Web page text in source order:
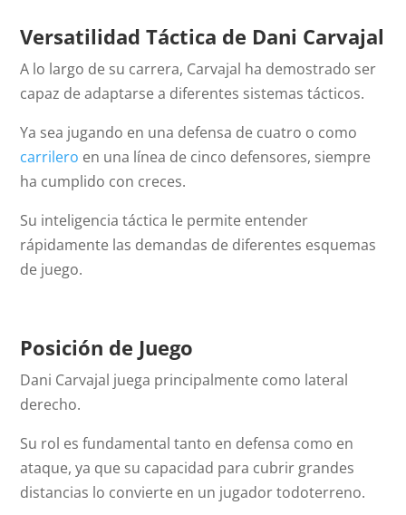
Versatilidad Táctica de Dani Carvajal
A lo largo de su carrera, Carvajal ha demostrado ser
capaz de adaptarse a diferentes sistemas tácticos.
Ya sea jugando en una defensa de cuatro o como
carrilero en una línea de cinco defensores, siempre
ha cumplido con creces.
Su inteligencia táctica le permite entender
rápidamente las demandas de diferentes esquemas
de juego.
Posición de Juego
Dani Carvajal juega principalmente como lateral
derecho.
Su rol es fundamental tanto en defensa como en
ataque, ya que su capacidad para cubrir grandes
distancias lo convierte en un jugador todoterreno.